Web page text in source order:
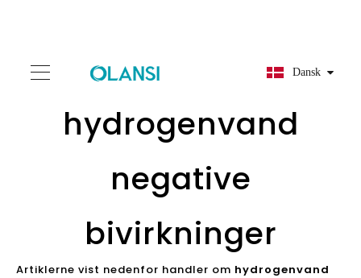
Dansk
hydrogenvand
negative
bivirkninger
Artiklerne vist nedenfor handler om hydrogenvand